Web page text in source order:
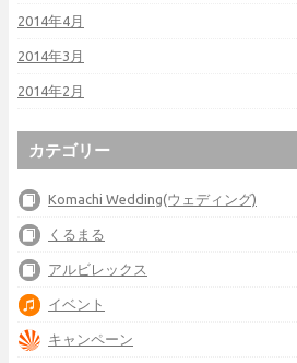
2014年4月
2014年3月
2014年2月
カテゴリー
Komachi Wedding(ウェディング)
くるまる
アルビレックス
イベント
キャンペーン